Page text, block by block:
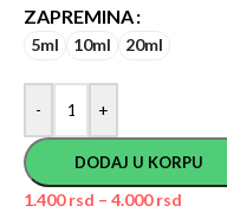
ZAPREMINA
5ml 10ml 20ml
- +
DODAJ U KORPU
1.400rsd – 4.000rsd